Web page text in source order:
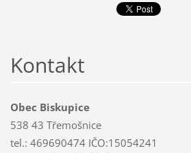
Kontakt
Obec Biskupice
538 43 Třemošnice
tel.: 469690474 IČO:15054241